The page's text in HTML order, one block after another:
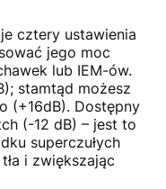
cztery ustawienia
jego moc
lub IEM-ów.
stamtąd możesz
(+16dB). Dostępny
(-12 dB) – jest to
superczułych
i zwiększając